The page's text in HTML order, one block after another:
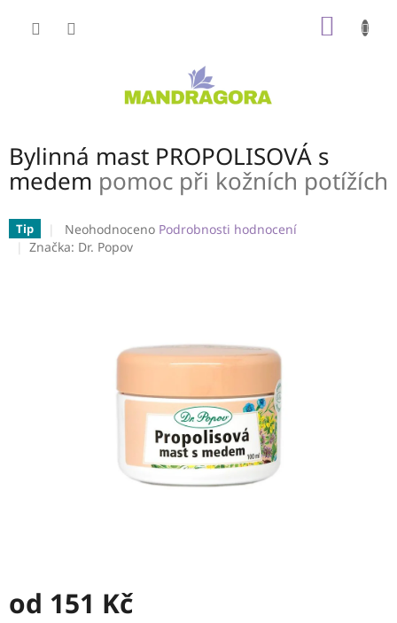
Bylinná mast PROPOLISOVÁ s
medem pomoc při kožních potížích
Tip
Průměrné
hodnocení
hvězdiček.
Neohodnoceno Podrobnosti hodnocení
Značka: Dr. Popov
od 151 Kč